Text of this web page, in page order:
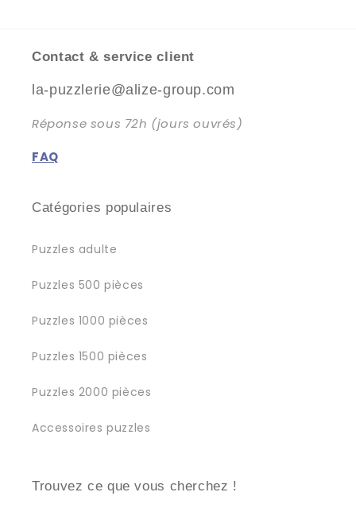
Contact & service client
la-puzzlerie@alize-group.com
Réponse sous 72h (jours ouvrés)
FAQ
Catégories populaires
Puzzles adulte
Puzzles 500 pièces
Puzzles 1000 pièces
Puzzles 1500 pièces
Puzzles 2000 pièces
Accessoires puzzles
Trouvez ce que vous cherchez !